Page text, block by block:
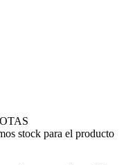
stock para el producto